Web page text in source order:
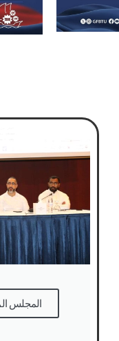
المجلس